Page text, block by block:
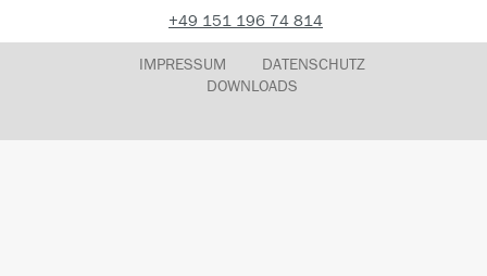
+49 151 196 74 814
IMPRESSUM
DATENSCHUTZ
DOWNLOADS